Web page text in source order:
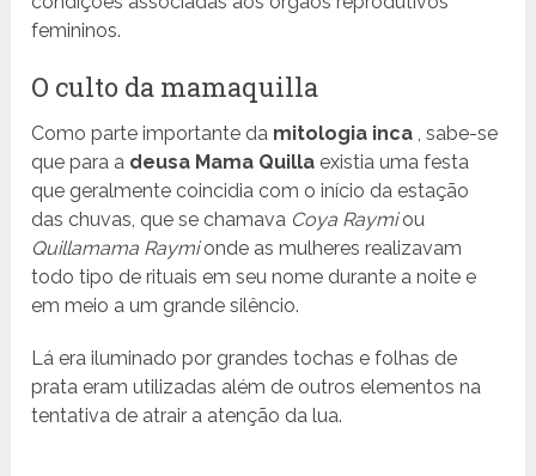
femininos.
O culto da mamaquilla
Como parte importante da mitologia inca , sabe-se
que para a deusa Mama Quilla existia uma festa
que geralmente coincidia com o início da estação
das chuvas, que se chamava Coya Raymiou
Quillamama Raymionde as mulheres realizavam
todo tipo de rituais em seu nome durante a noite e
em meio a um grande silêncio.
Lá era iluminado por grandes tochas e folhas de
prata eram utilizadas além de outros elementos na
tentativa de atrair a atenção da lua.